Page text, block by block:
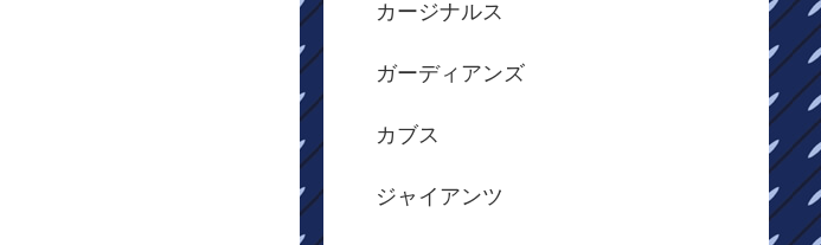
カージナルス
ガーディアンズ
カブス
ジャイアンツ